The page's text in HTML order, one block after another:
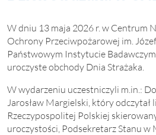
W dniu 13 maja 2026 r. w Centrum
Ochrony Przeciwpożarowej im.
Państwowym Instytucie
uroczyste obchody Dnia Strażaka.
W wydarzeniu uczestniczyli m.in.:
Jarosław Margielski, który odczytał
Rzeczypospolitej Polskiej
uroczystości, Podsekretarz Stanu w